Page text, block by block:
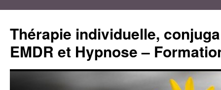
contenu
Thérapie individuelle,
EMDR et Hypnose –